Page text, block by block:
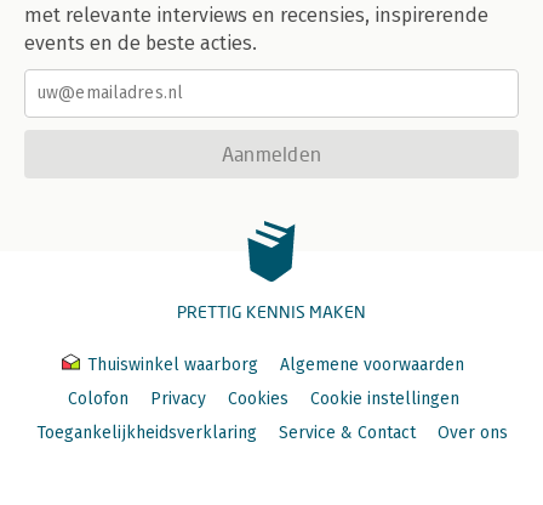
met relevante interviews en recensies, inspirerende
events en de beste acties.
Aanmelden
PRETTIG KENNIS MAKEN
Thuiswinkel waarborg
Algemene voorwaarden
Colofon
Privacy Cookies
Cookie instellingen
Toegankelijkheidsverklaring
Service & Contact Over ons